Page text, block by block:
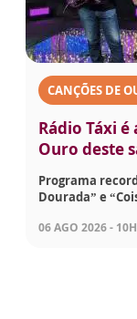
CANÇÕES DE
Rádio Táxi
Ouro deste
Programa
Dourada” e
06 AGO 2026 -